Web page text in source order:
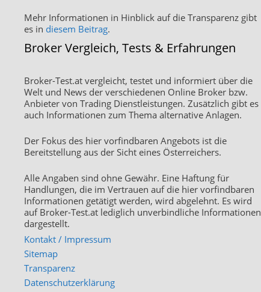
Mehr Informationen in Hinblick auf die Transparenz gibt
es in diesem Beitrag.
Broker Vergleich, Tests & Erfahrungen
Broker-Test.at vergleicht, testet und informiert über die
Welt und News der verschiedenen Online Broker bzw.
Anbieter von Trading Dienstleistungen. Zusätzlich gibt es
auch Informationen zum Thema alternative Anlagen.
Der Fokus des hier vorfindbaren Angebots ist die
Bereitstellung aus der Sicht eines Österreichers.
Alle Angaben sind ohne Gewähr. Eine Haftung für
Handlungen, die im Vertrauen auf die hier vorfindbaren
Informationen getätigt werden, wird abgelehnt. Es wird
auf Broker-Test.at lediglich unverbindliche Informationen
dargestellt.
Kontakt / Impressum
Sitemap
Transparenz
Datenschutzerklärung